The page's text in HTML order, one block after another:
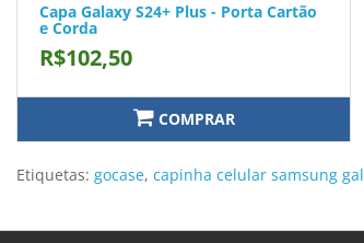
Capa Galaxy S24+ Plus - Porta Cartão
e Corda
R$102,50
COMPRAR
Etiquetas: gocase, capinha celular samsung